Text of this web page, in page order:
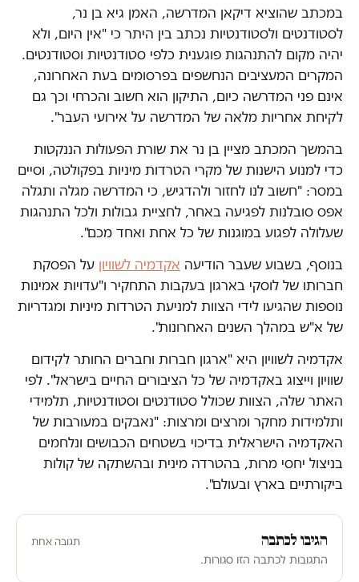
במכתב שהוציא דיקאן המדרשה, האמן גיא בן נר,
לסטודנטים ולסטודנטיות נכתב בין היתר כי "אין היום, ולא
יהיה מקום להתנהגות פוגענית כלפי סטודנטיות וסטודנטים.
המקרים המעציבים הנחשפים בפרסומים בעת האחרונה,
אינם פני המדרשה כיום, התיקון הוא חשוב והכרחי וכך גם
לקיחת אחריות מלאה של המדרשה על אירועי העבר".
בהמשך המכתב מציין בן נר את שורת הפעולות הננקטות
כדי למנוע הישנות של מקרי הטרדות מיניות בפקולטה, וסיים
במסר: "חשוב לנו לחזור ולהדגיש, כי המדרשה מגלה ותגלה
אפס סובלנות לפגיעה באחר, לחציית גבולות ולכל התנהגות
שעלולה לפגוע במוגנות של כל אחת ואחד מכם".
בנוסף, בשבוע שעבר הודיעה אקדמיה לשוויון על הפסקת
חברותו של לוסקי בארגון בעקבות התחקיר ו"עדויות אמינות
נוספות שהגיעו לידי הצוות למניעת הטרדות מיניות ומגדריות
של א"ש במהלך השנים האחרונות".
אקדמיה לשוויון היא "ארגון חברות וחברים החותר לקידום
שוויון וייצוג באקדמיה של כל הציבורים החיים בישראל". לפי
האתר שלה, הצוות שכולל סטודנטים וסטודנטיות, תלמידי
ותלמידות מחקר ומרצים ומרצות: "נאבקים במעורבות של
האקדמיה הישראלית בדיכוי בשטחים הכבושים ונלחמים
בניצול יחסי מרות, בהטרדה מינית ובהשתקה של קולות
ביקורתיים בארץ ובעולם".
הגיבו לכתבה תגובה אחת
התגובות לכתבה הזו סגורות.